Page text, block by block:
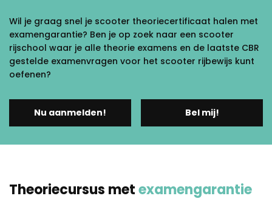
Wil je graag snel je scooter theoriecertificaat halen met
examengarantie? Ben je op zoek naar een scooter
rijschool waar je alle theorie examens en de laatste CBR
gestelde examenvragen voor het scooter rijbewijs kunt
oefenen?
Nu aanmelden! Bel mij!
Theoriecursus metexamengarantie